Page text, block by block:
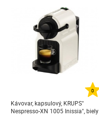
0
Kávovar, kapsulový, KRUPS"
Nespresso-XN 1005 Inissia", biely